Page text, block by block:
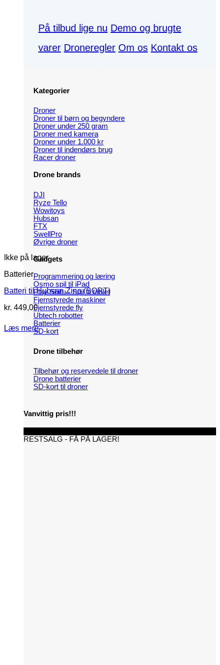
På tilbud lige nu Demo og brugte
varer Droneregler Om os Kontakt os
Kategorier
Droner
Droner til børn og begyndere
Droner under 250 gram
Droner med kamera
Droner under 1.000 kr
Droner til indendørs brug
Racer droner
Drone brands
DJI
Ryze Tello
Wowitoys
Hubsan
FTX
SwellPro
Øvrige droner
Gadgets
Programmering og læring
Osmo spil til iPad
Play Shifu - Spil til tablet
Fjernstyrede maskiner
Fjernstyrede fly
Ubtech robotter
Batterier
SD-kort
Drone tilbehør
Tilbehør og reservedele til droner
Drone batterier
SD-kort til droner
Vanvittig pris!!!
RESTSALG - FÅ PÅ LAGER!
Ikke på lager
Batterier
Batteri til Hubsan Zino (SORT)
kr. 449,00
Læs mere